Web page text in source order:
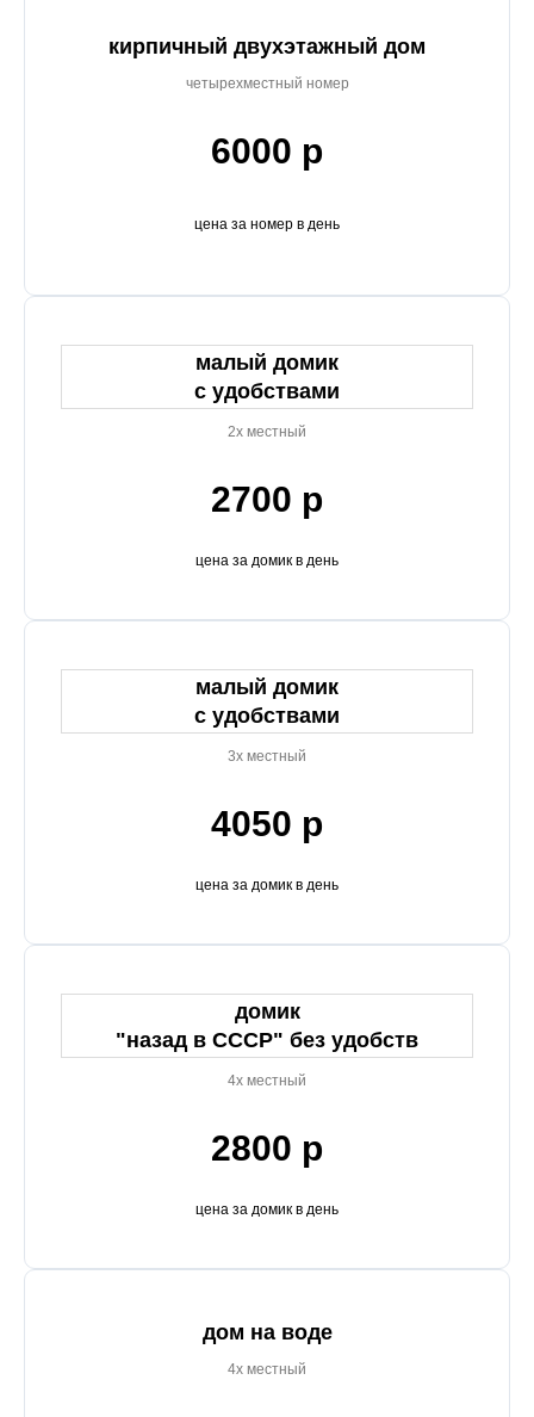
кирпичный двухэтажный дом
четырехместный номер
6000 р
цена за номер в день
малый домик
с удобствами
2х местный
2700 р
цена за домик в день
малый домик
с удобствами
3х местный
4050 р
цена за домик в день
домик
"назад в СССР" без удобств
4х местный
2800 р
цена за домик в день
дом на воде
4х местный